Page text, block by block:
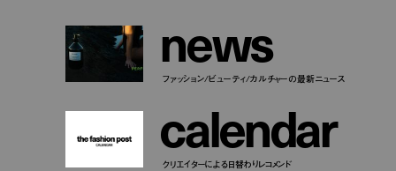
news
ファッション/ビューティ/カルチャーの最新ニュース
calendar
クリエイターによる日替わりレコメンド